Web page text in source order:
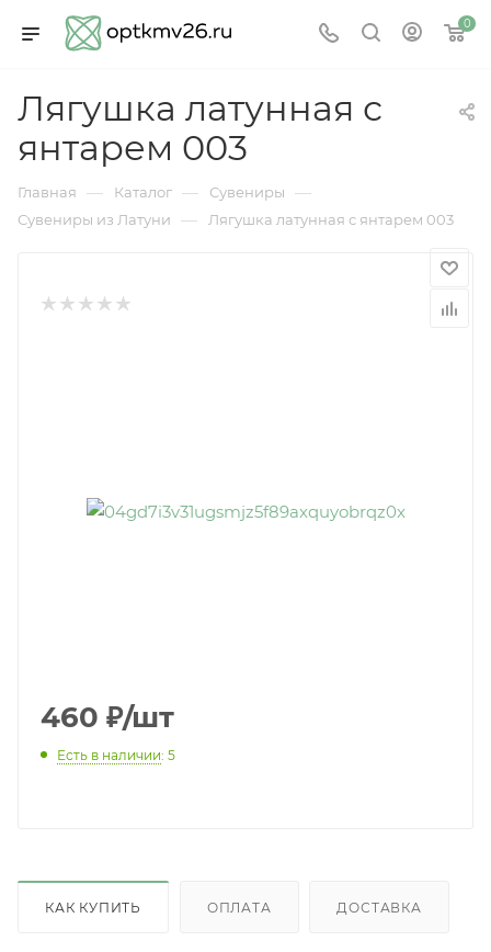
0
Лягушка латунная с
янтарем 003
Главная — Каталог — Сувениры —
Сувениры из Латуни — Лягушка латунная с янтарем 003
460 ₽/шт
Есть в наличии: 5
КАК КУПИТЬ ОПЛАТА ДОСТАВКА